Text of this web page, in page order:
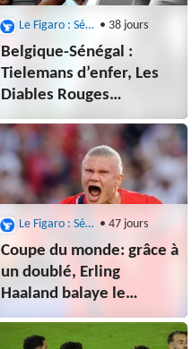
Le Figaro : Sénégal • 38 jours
Belgique-Sénégal :
Tielemans d’enfer, Les
Diables Rouges
miraculés, Diaw et
Camara coulent les
Lions... Les tops et flops
Le Figaro : Sénégal • 47 jours
Coupe du monde: grâce à
un doublé, Erling
Haaland balaye le
Sénégal et emmène la
Norvège en 16èmes